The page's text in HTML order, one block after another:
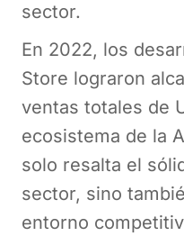
sector.
En 2022, los
Store lograron
ventas totales de
ecosistema de la
solo resalta el
sector, sino
entorno